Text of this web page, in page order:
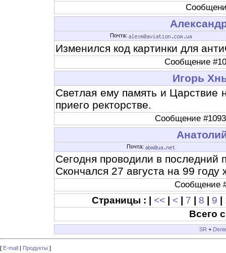
Почта:
Изменился код картинки для
Сообщение
Игорь
Светлая ему память и
приего ректорстве.
Сообщение
Почта:
Сегодня проводили в последний
Скончался 27 августа на 99 году
Сообщение
Страницы : | << < 7 8 9
Всего
SR +
[ E-mail | Продукты ]